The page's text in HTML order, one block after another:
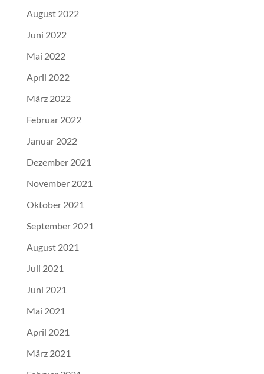
August 2022
Juni 2022
Mai 2022
April 2022
März 2022
Februar 2022
Januar 2022
Dezember 2021
November 2021
Oktober 2021
September 2021
August 2021
Juli 2021
Juni 2021
Mai 2021
April 2021
März 2021